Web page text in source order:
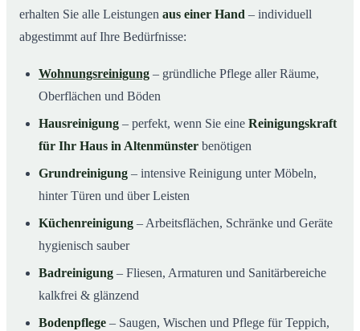
erhalten Sie alle Leistungen aus einer Hand – individuell
abgestimmt auf Ihre Bedürfnisse:
Wohnungsreinigung – gründliche Pflege aller Räume,
Oberflächen und Böden
Hausreinigung – perfekt, wenn Sie eine Reinigungskraft
für Ihr Haus in Altenmünster benötigen
Grundreinigung – intensive Reinigung unter Möbeln,
hinter Türen und über Leisten
Küchenreinigung – Arbeitsflächen, Schränke und Geräte
hygienisch sauber
Badreinigung – Fliesen, Armaturen und Sanitärbereiche
kalkfrei & glänzend
Bodenpflege – Saugen, Wischen und Pflege für Teppich,